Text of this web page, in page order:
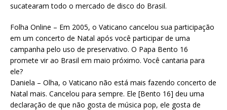
sucatearam todo o mercado de disco do Brasil.
Folha Online – Em 2005, o Vaticano cancelou sua participação
em um concerto de Natal após você participar de uma
campanha pelo uso de preservativo. O Papa Bento 16
promete vir ao Brasil em maio próximo. Você cantaria para
ele?
Daniela – Olha, o Vaticano não está mais fazendo concerto de
Natal mais. Cancelou para sempre. Ele [Bento 16] deu uma
declaração de que não gosta de música pop, ele gosta de